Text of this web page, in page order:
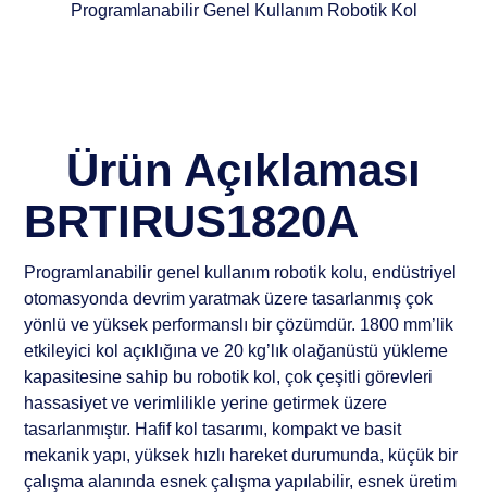
Programlanabilir Genel Kullanım Robotik Kol
Ürün Açıklaması
BRTIRUS1820A
Programlanabilir genel kullanım robotik kolu, endüstriyel
otomasyonda devrim yaratmak üzere tasarlanmış çok
yönlü ve yüksek performanslı bir çözümdür. 1800 mm’lik
etkileyici kol açıklığına ve 20 kg’lık olağanüstü yükleme
kapasitesine sahip bu robotik kol, çok çeşitli görevleri
hassasiyet ve verimlilikle yerine getirmek üzere
tasarlanmıştır. Hafif kol tasarımı, kompakt ve basit
mekanik yapı, yüksek hızlı hareket durumunda, küçük bir
çalışma alanında esnek çalışma yapılabilir, esnek üretim